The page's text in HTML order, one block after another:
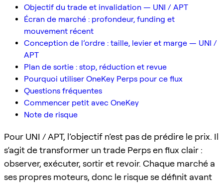
Objectif du trade et invalidation — UNI / APT
Écran de marché : profondeur, funding et
mouvement récent
Conception de l’ordre : taille, levier et marge — UNI /
APT
Plan de sortie : stop, réduction et revue
Pourquoi utiliser OneKey Perps pour ce flux
Questions fréquentes
Commencer petit avec OneKey
Note de risque
Pour UNI / APT, l’objectif n’est pas de prédire le prix. Il
s’agit de transformer un trade Perps en flux clair :
observer, exécuter, sortir et revoir. Chaque marché a
ses propres moteurs, donc le risque se définit avant